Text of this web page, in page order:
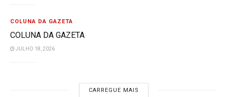
COLUNA DA GAZETA
COLUNA DA GAZETA
JULHO 18, 2026
CARREGUE MAIS